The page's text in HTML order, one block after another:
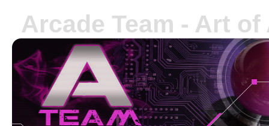
Arcade Team - Art